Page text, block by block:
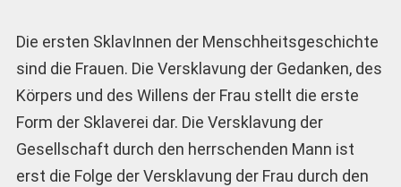
Die ersten SklavInnen der Menschheitsgeschichte
sind die Frauen. Die Versklavung der Gedanken, des
Körpers und des Willens der Frau stellt die erste
Form der Sklaverei dar. Die Versklavung der
Gesellschaft durch den herrschenden Mann ist
erst die Folge der Versklavung der Frau durch den